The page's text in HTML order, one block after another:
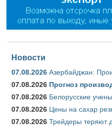
Новости
07.08.2026 Азербайджан:
07.08.2026 Прогноз
07.08.2026 Белорусские
07.08.2026 Цены на сахар
07.08.2026 Трейдеры теряют